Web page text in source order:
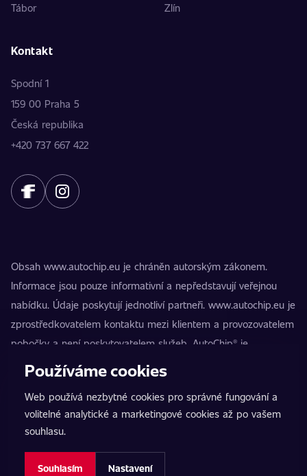
Tábor
Zlín
Kontakt
Spodní 1
159 00 Praha 5
Česká republika
+420 737 667 422
Obsah www.autochip.eu je chráněn autorským zákonem.
Informace jsou pouze informativní a nepředstavují veřejnou
nabídku. Údaje poskytují jednotliví partneři. www.autochip.eu je
zprostředkovatelem kontaktu mezi klientem a provozovatelem
pobočky a není poskytovatelem služeb. AutoChip® je
registrovaná ochranná známka Petra Kučery. Úpravy, které
nezpůsobilosti vozidla k provozu na pozemních komunikacích.
Přesné informace poskytuje vždy konkrétní provozovatel
pobočky.
Nastavení cookies
Používáme cookies
Web používá nezbytné cookies pro správné fungování a
volitelné analytické a marketingové cookies až po vašem
souhlasu.
Souhlasím Nastavení